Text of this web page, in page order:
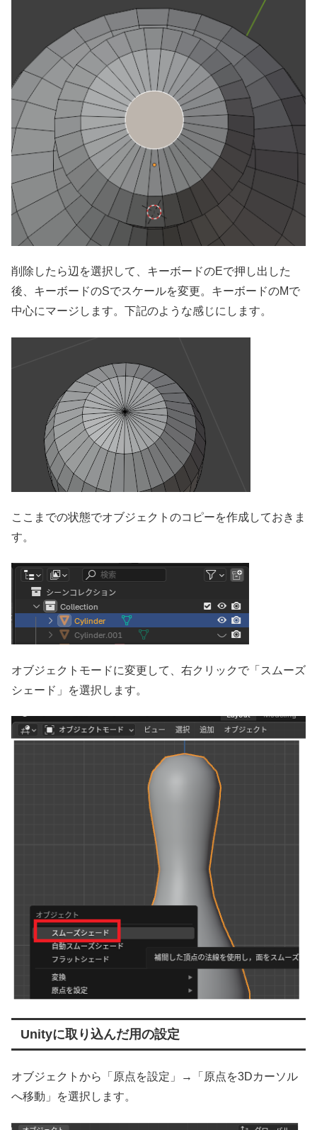
削除したら辺を選択して、キーボードのEで押し出した
後、キーボードのSでスケールを変更。キーボードのMで
中心にマージします。下記のような感じにします。
ここまでの状態でオブジェクトのコピーを作成しておきま
す。
オブジェクトモードに変更して、右クリックで「スムーズ
シェード」を選択します。
Unityに取り込んだ用の設定
オブジェクトから「原点を設定」→「原点を3Dカーソル
へ移動」を選択します。